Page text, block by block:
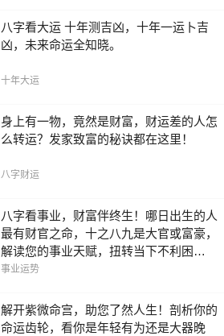
八字看大运 十年测吉凶，十年一运卜吉
凶，未来命运全知晓。
十年大运
身上有一物，竟然是财富，财运差的人怎
么转运？发家致富的秘诀都在这里！
八字财运
八字看事业，财富伴终生！哪日出生的人
最有财官之命，十之八九是大官或富豪，
解读您的事业天赋，扭转当下不利困
局！！
事业运势
解开紫微命宫，助您了然人生！剖析你的
命运齿轮，看你是年轻有为还是大器晚